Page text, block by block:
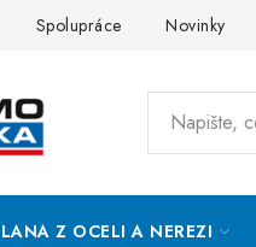
Spolupráce Novinky
LANA Z OCELI A NEREZI